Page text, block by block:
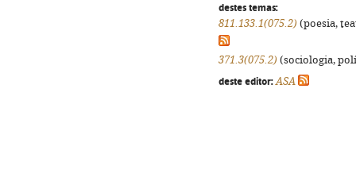
destes temas:
811.133.1(075.2) (poesia,
371.3(075.2) (sociologia,
deste editor: ASA